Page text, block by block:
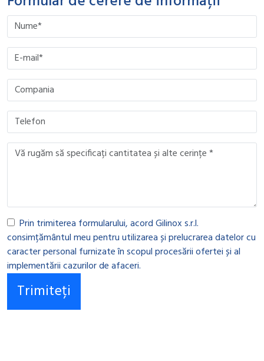
Please leave this field empty.
Please leave this field empty.
Please leave this field empty.
Please leave this field empty.
Prin trimiterea formularului, acord Gilinox s.r.l.
consimțământul meu pentru utilizarea și prelucrarea datelor cu
caracter personal furnizate în scopul procesării ofertei și al
implementării cazurilor de afaceri.